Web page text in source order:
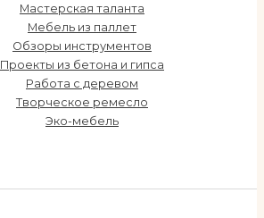
Мастерская таланта
Мебель из паллет
Обзоры инструментов
Проекты из бетона и гипса
Работа с деревом
Творческое ремесло
Эко-мебель